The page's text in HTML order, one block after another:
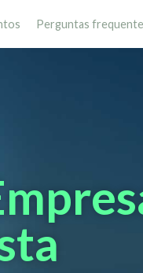
Perguntas